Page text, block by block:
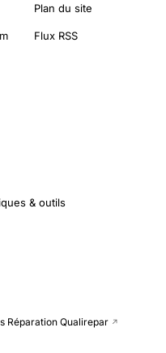
Plan du site
Flux RSS
& outils
Réparation Qualirepar ↗